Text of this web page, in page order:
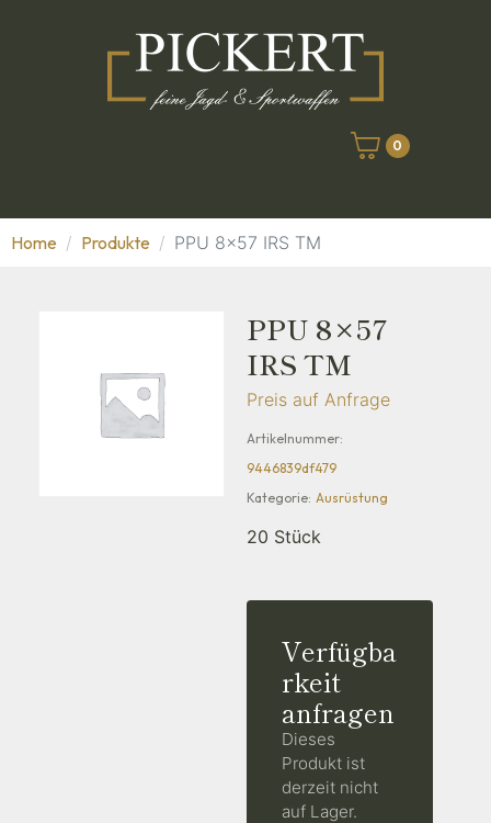
0
Home Produkte PPU 8x57 IRS TM
PPU 8×57
IRS TM
Preis auf Anfrage
Artikelnummer:
9446839df479
Kategorie: Ausrüstung
20 Stück
Verfügba
rkeit
anfragen
Dieses
Produkt ist
derzeit nicht
auf Lager.